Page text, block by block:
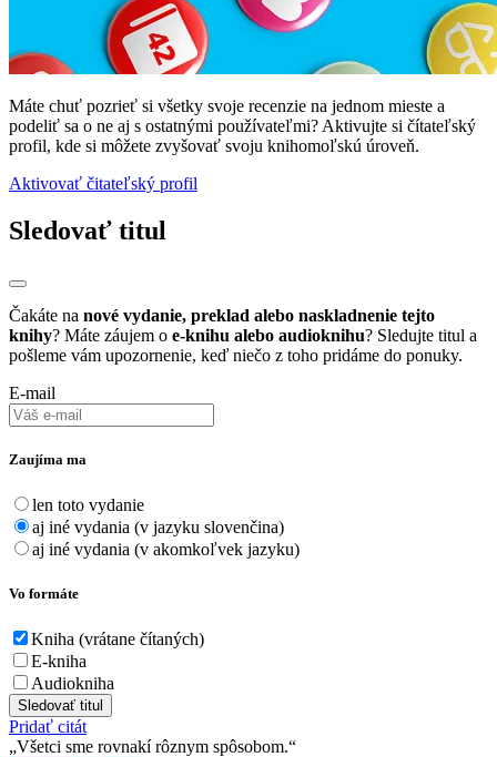
Máte chuť pozrieť si všetky svoje recenzie na jednom mieste a
podeliť sa o ne aj s ostatnými používateľmi? Aktivujte si čítateľský
profil, kde si môžete zvyšovať svoju knihomoľskú úroveň.
Aktivovať čitateľský profil
Sledovať titul
Čakáte na nové vydanie, preklad alebo naskladnenie tejto
knihy? Máte záujem o e-knihu alebo audioknihu? Sledujte titul a
pošleme vám upozornenie, keď niečo z toho pridáme do ponuky.
E-mail
Zaujíma ma
len toto vydanie
aj iné vydania (v jazyku slovenčina)
aj iné vydania (v akomkoľvek jazyku)
Vo formáte
Kniha (vrátane čítaných)
E-kniha
Audiokniha
Sledovať titul
Pridať citát
Všetci sme rovnakí rôznym spôsobom.